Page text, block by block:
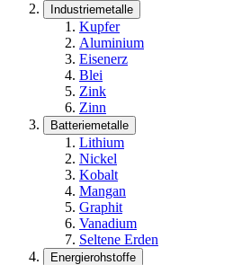
Industriemetalle
Kupfer
Aluminium
Eisenerz
Blei
Zink
Zinn
Batteriemetalle
Lithium
Nickel
Kobalt
Mangan
Graphit
Vanadium
Seltene Erden
Energierohstoffe